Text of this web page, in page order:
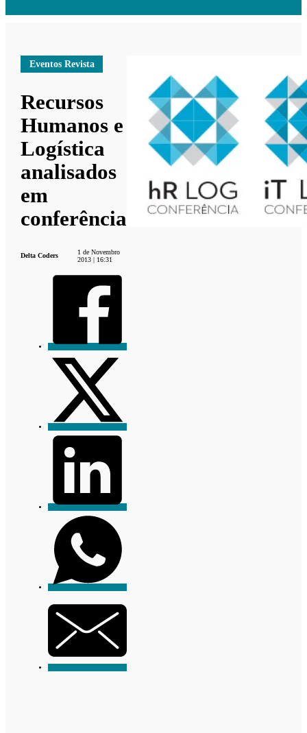
Eventos Revista
Recursos
Humanos e
Logística
analisados
em
conferência
Delta Coders
1 de Novembro
2013 | 16:31